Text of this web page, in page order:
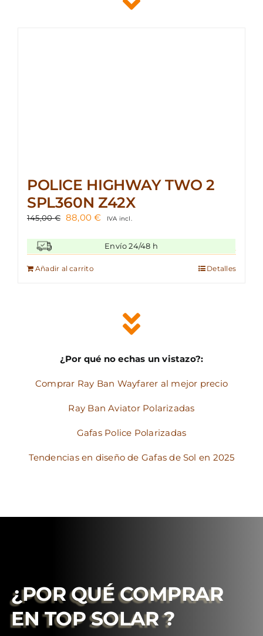
POLICE HIGHWAY TWO 2
SPL360N Z42X
145,00€ El
original
era:
145,00 €.
88,00€ El
actual
es:
IVA incl.
Envío 24/48 h
Añadir al carrito Detalles
¿Por qué no echas un vistazo?:
Comprar Ray Ban Wayfarer al mejor precio
Ray Ban Aviator Polarizadas
Gafas Police Polarizadas
Tendencias en diseño de Gafas de Sol en 2025
¿POR QUÉ COMPRAR
EN TOP SOLAR ?